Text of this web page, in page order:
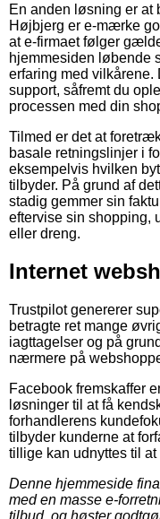
En anden løsning er
Højbjerg er e-mærke
at e-firmaet følger
hjemmesiden løbende
erfaring med vilkårene.
support, såfremt du
processen med din
Tilmed er det at
basale retningslinjer i
eksempelvis hvilken
tilbyder. På grund af
stadig gemmer sin
eftervise sin shopping,
eller dreng.
Internet
Trustpilot genererer
betragte ret mange
iagttagelser og på
nærmere på
Facebook fremskaffer
løsninger til at få
forhandlerens
tilbyder kunderne at
tillige kan udnyttes til
Denne hjemmeside
med en masse e-